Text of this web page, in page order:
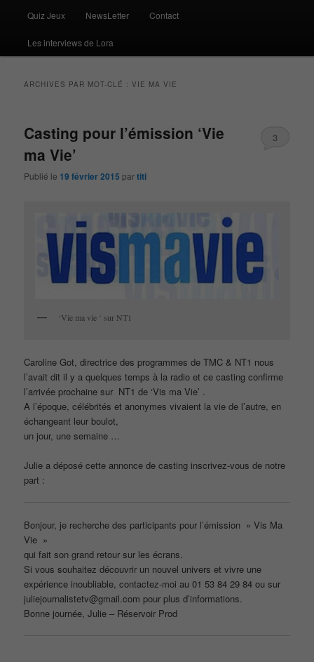
Quiz Jeux NewsLetter Contact
Les interviews de Lora
ARCHIVES PAR MOT-CLÉ :VIE MA VIE
Casting pour l’émission ‘Vie
ma Vie’
Publié le 19 février 2015 partiti
3
‘Vie ma vie ‘ sur NT1
Caroline Got, directrice des programmes de TMC & NT1 nous
l’avait dit il y a quelques temps à la radio et ce casting confirme
l’arrivée prochaine sur NT1 de ‘Vis ma Vie’ .
A l’époque, célébrités et anonymes vivaient la vie de l’autre, en
échangeant leur boulot,
un jour, une semaine …
Julie a déposé cette annonce de casting inscrivez-vous de notre
part :
Bonjour, je recherche des participants pour l’émission » Vis Ma
Vie »
qui fait son grand retour sur les écrans.
Si vous souhaitez découvrir un nouvel univers et vivre une
expérience inoubliable, contactez-moi au 01 53 84 29 84 ou sur
juliejournalistetv@gmail.com pour plus d’informations.
Bonne journée, Julie – Réservoir Prod